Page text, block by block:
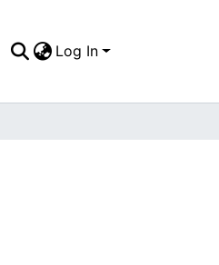
Log In